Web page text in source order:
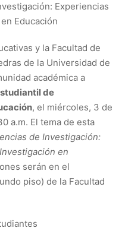
Experiencias
Educación
y la Facultad de
de la Universidad de
académica a
de
, el miércoles, 3 de
a.m. El tema de esta
de Investigación:
en
serán en el
piso) de la Facultad